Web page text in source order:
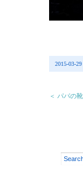
2015-03-
＜ パパの